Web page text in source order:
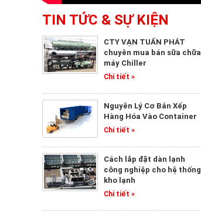
TIN TỨC & SỰ KIỆN
CTY VẠN TUẤN PHÁT
chuyên mua bán sữa chữa
máy Chiller
Chi tiết »
Nguyên Lý Cơ Bản Xếp
Hàng Hóa Vào Container
Chi tiết »
Cách lắp đặt dàn lạnh
công nghiệp cho hệ thống
kho lạnh
Chi tiết »